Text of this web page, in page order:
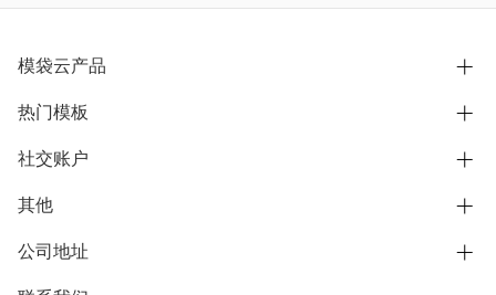
模袋云产品
别墅设计营销
模型协同展示分享
别墅社区
热门模板
欧式别墅
中式别墅
社交账户
B站
抖音
微信公众号
其他
用户服务协议
隐私政策
公司地址